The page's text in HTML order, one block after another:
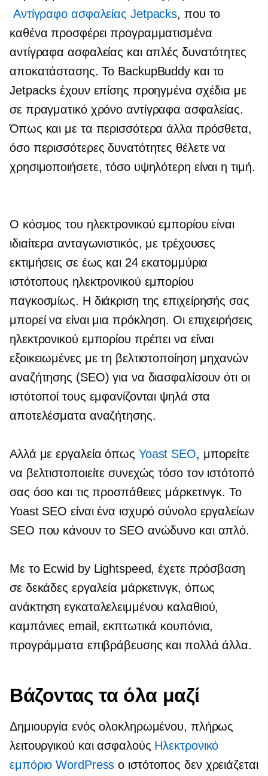
Αντίγραφο ασφαλείας Jetpacks, που το
καθένα προσφέρει προγραμματισμένα
αντίγραφα ασφαλείας και απλές δυνατότητες
αποκατάστασης. Το BackupBuddy και το
Jetpacks έχουν επίσης προηγμένα σχέδια με
σε πραγματικό χρόνο αντίγραφα ασφαλείας.
Όπως και με τα περισσότερα άλλα πρόσθετα,
όσο περισσότερες δυνατότητες θέλετε να
χρησιμοποιήσετε, τόσο υψηλότερη είναι η τιμή.
Ο κόσμος του ηλεκτρονικού εμπορίου είναι
ιδιαίτερα ανταγωνιστικός, με τρέχουσες
εκτιμήσεις σε έως και 24 εκατομμύρια
ιστότοπους ηλεκτρονικού εμπορίου
παγκοσμίως. Η διάκριση της επιχείρησής σας
μπορεί να είναι μια πρόκληση. Οι επιχειρήσεις
ηλεκτρονικού εμπορίου πρέπει να είναι
εξοικειωμένες με τη βελτιστοποίηση μηχανών
αναζήτησης (SEO) για να διασφαλίσουν ότι οι
ιστότοποί τους εμφανίζονται ψηλά στα
αποτελέσματα αναζήτησης.
Αλλά με εργαλεία όπως Yoast SEO, μπορείτε
να βελτιστοποιείτε συνεχώς τόσο τον ιστότοπό
σας όσο και τις προσπάθειες μάρκετινγκ. Το
Yoast SEO είναι ένα ισχυρό σύνολο εργαλείων
SEO που κάνουν το SEO ανώδυνο και απλό.
Με το Ecwid by Lightspeed, έχετε πρόσβαση
σε δεκάδες εργαλεία μάρκετινγκ, όπως
ανάκτηση εγκαταλελειμμένου καλαθιού,
καμπάνιες email, εκπτωτικά κουπόνια,
προγράμματα επιβράβευσης και πολλά άλλα.
Βάζοντας τα όλα μαζί
Δημιουργία ενός ολοκληρωμένου, πλήρως
λειτουργικού και ασφαλούς Ηλεκτρονικό
εμπόριο WordPress ο ιστότοπος δεν χρειάζεται